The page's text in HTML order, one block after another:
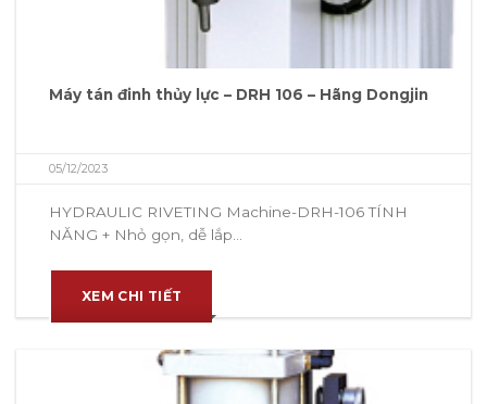
Máy tán đinh thủy lực – DRH 106 – Hãng Dongjin
05/12/2023
HYDRAULIC RIVETING Machine-DRH-106 TÍNH
NĂNG + Nhỏ gọn, dễ lắp...
XEM CHI TIẾT